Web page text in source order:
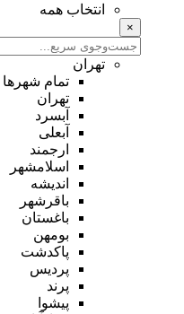
انتخاب همه
×
تهران
تمام شهر‌ها
تهران
آبسرد
آبعلی
ارجمند
اسلامشهر
اندیشه
باقرشهر
باغستان
بومهن
پاکدشت
پردیس
پرند
پیشوا